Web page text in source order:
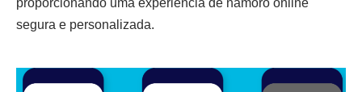
proporcionando uma experiência de namoro online
segura e personalizada.